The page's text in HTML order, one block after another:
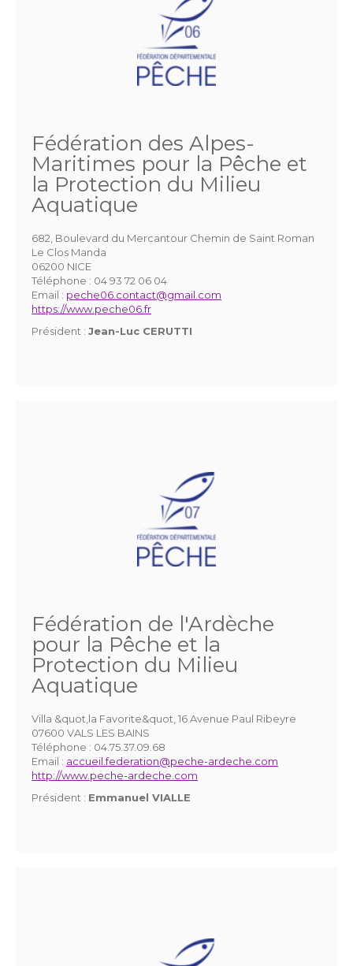
Fédération des Alpes-
Maritimes pour la Pêche et
la Protection du Milieu
Aquatique
682, Boulevard du Mercantour Chemin de Saint Roman
Le Clos Manda
06200 NICE
Téléphone : 04 93 72 06 04
Email : peche06.contact@gmail.com
https://www.peche06.fr
Président : Jean-Luc CERUTTI
Fédération de l'Ardèche
pour la Pêche et la
Protection du Milieu
Aquatique
Villa &quot,la Favorite&quot, 16 Avenue Paul Ribeyre
07600 VALS LES BAINS
Téléphone : 04.75.37.09.68
Email : accueil.federation@peche-ardeche.com
http://www.peche-ardeche.com
Président : Emmanuel VIALLE